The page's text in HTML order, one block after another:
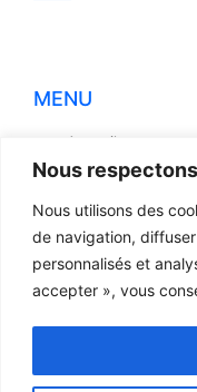
Nous
Nous utilisons des
de navigation,
personnalisés et
accepter », vous
MENU
Accueil
Produits
Pièces détachées
Devis
Contact
© 2023